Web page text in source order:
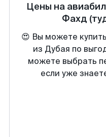
Цены на
Фахд
😍 Вы можете
из Дубая по
можете выбрать
если уже